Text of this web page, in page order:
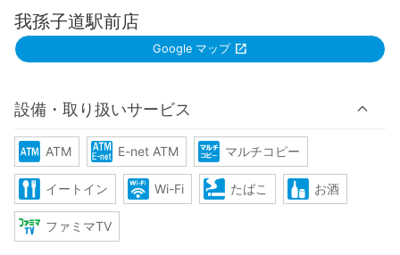
我孫子道駅前店
Google マップ
設備・取り扱いサービス
ATM E-net ATM マルチコピー
イートイン Wi-Fi たばこ お酒
ファミマTV